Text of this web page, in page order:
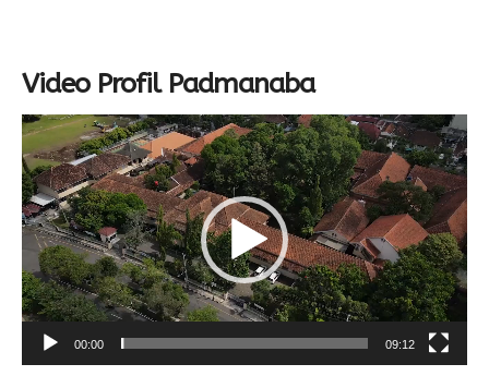
Video Profil Padmanaba
Video
Player
00:00 09:12